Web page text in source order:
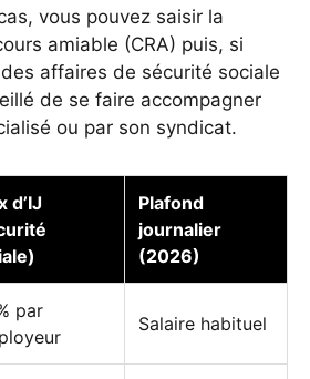
vous pouvez saisir la
amiable (CRA) puis, si
affaires de sécurité sociale
de se faire accompagner
ou par son syndicat.
d’IJ
Plafond
journalier
(2026)
par
Salaire habituel